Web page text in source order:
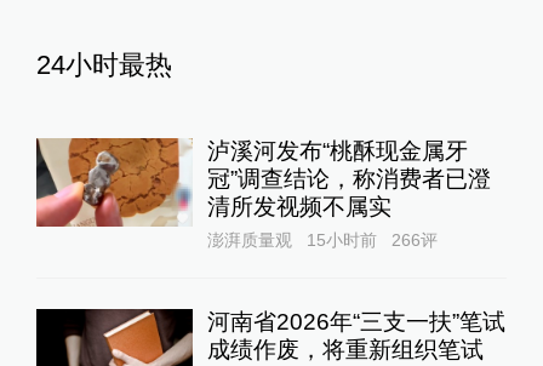
24小时最热
泸溪河发布“桃酥现金属牙
冠”调查结论，称消费者已澄
清所发视频不属实
澎湃质量观 15小时前 266评
河南省2026年“三支一扶”笔试
成绩作废，将重新组织笔试